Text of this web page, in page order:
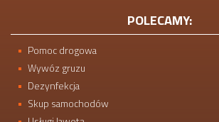
POLECAMY:
Pomoc drogowa
Wywóz gruzu
Dezynfekcja
Skup samochodów